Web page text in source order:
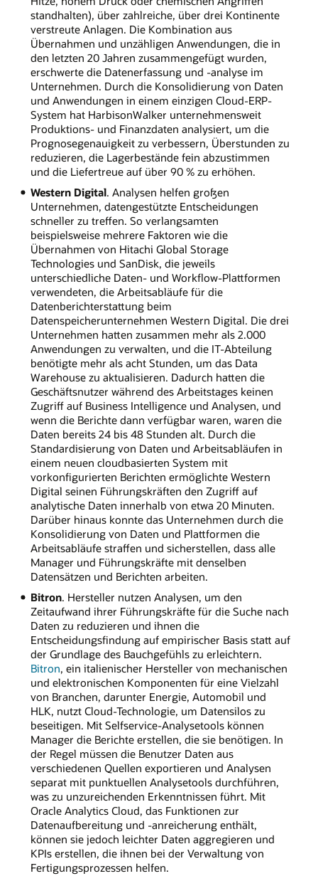
standhalten), über zahlreiche, über drei Kontinente
verstreute Anlagen. Die Kombination aus
Übernahmen und unzähligen Anwendungen, die in
den letzten 20 Jahren zusammengefügt wurden,
erschwerte die Datenerfassung und -analyse im
Unternehmen. Durch die Konsolidierung von Daten
und Anwendungen in einem einzigen Cloud-ERP-
System hat HarbisonWalker unternehmensweit
Produktions- und Finanzdaten analysiert, um die
Prognosegenauigkeit zu verbessern, Überstunden zu
reduzieren, die Lagerbestände fein abzustimmen
und die Liefertreue auf über 90 % zu erhöhen.
Western Digital. Analysen helfen großen
Unternehmen, datengestützte Entscheidungen
schneller zu treffen. So verlangsamten
beispielsweise mehrere Faktoren wie die
Übernahmen von Hitachi Global Storage
Technologies und SanDisk, die jeweils
unterschiedliche Daten- und Workflow-Plattformen
verwendeten, die Arbeitsabläufe für die
Datenberichterstattung beim
Datenspeicherunternehmen Western Digital. Die drei
Unternehmen hatten zusammen mehr als 2.000
Anwendungen zu verwalten, und die IT-Abteilung
benötigte mehr als acht Stunden, um das Data
Warehouse zu aktualisieren. Dadurch hatten die
Geschäftsnutzer während des Arbeitstages keinen
Zugriff auf Business Intelligence und Analysen, und
wenn die Berichte dann verfügbar waren, waren die
Daten bereits 24 bis 48 Stunden alt. Durch die
Standardisierung von Daten und Arbeitsabläufen in
einem neuen cloudbasierten System mit
vorkonfigurierten Berichten ermöglichte Western
Digital seinen Führungskräften den Zugriff auf
analytische Daten innerhalb von etwa 20 Minuten.
Darüber hinaus konnte das Unternehmen durch die
Konsolidierung von Daten und Plattformen die
Arbeitsabläufe straffen und sicherstellen, dass alle
Manager und Führungskräfte mit denselben
Datensätzen und Berichten arbeiten.
Bitron. Hersteller nutzen Analysen, um den
Zeitaufwand ihrer Führungskräfte für die Suche nach
Daten zu reduzieren und ihnen die
Entscheidungsfindung auf empirischer Basis statt auf
der Grundlage des Bauchgefühls zu erleichtern.
Bitron, ein italienischer Hersteller von mechanischen
und elektronischen Komponenten für eine Vielzahl
von Branchen, darunter Energie, Automobil und
HLK, nutzt Cloud-Technologie, um Datensilos zu
beseitigen. Mit Selfservice-Analysetools können
Manager die Berichte erstellen, die sie benötigen. In
der Regel müssen die Benutzer Daten aus
verschiedenen Quellen exportieren und Analysen
separat mit punktuellen Analysetools durchführen,
was zu unzureichenden Erkenntnissen führt. Mit
Oracle Analytics Cloud, das Funktionen zur
Datenaufbereitung und -anreicherung enthält,
können sie jedoch leichter Daten aggregieren und
KPIs erstellen, die ihnen bei der Verwaltung von
Fertigungsprozessen helfen.